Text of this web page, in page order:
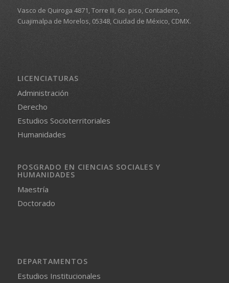
Vasco de Quiroga 4871, Torre III, 6o. piso, Contadero,
Cuajimalpa de Morelos, 05348, Ciudad de México, CDMX.
LICENCIATURAS
Administración
Derecho
Estudios Socioterritoriales
Humanidades
POSGRADO EN CIENCIAS SOCIALES Y
HUMANIDADES
Maestría
Doctorado
DEPARTAMENTOS
Estudios Institucionales